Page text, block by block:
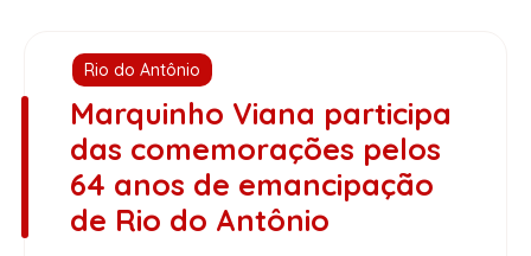
Rio do Antônio
Marquinho Viana participa
das comemorações pelos
64 anos de emancipação
de Rio do Antônio